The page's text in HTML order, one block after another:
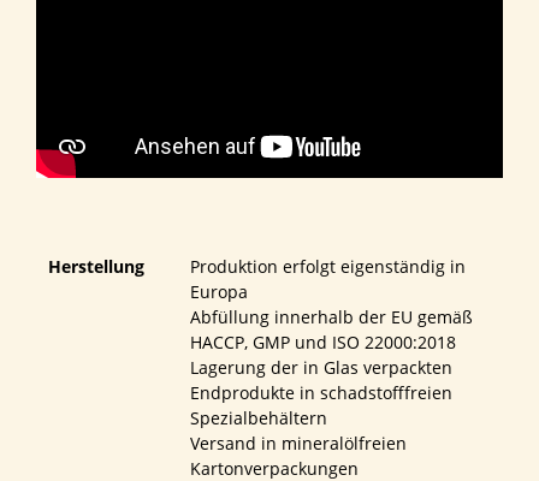
Herstellung
Produktion erfolgt eigenständig in
Europa
Abfüllung innerhalb der EU gemäß
HACCP, GMP und ISO 22000:2018
Lagerung der in Glas verpackten
Endprodukte in schadstofffreien
Spezialbehältern
Versand in mineralölfreien
Kartonverpackungen